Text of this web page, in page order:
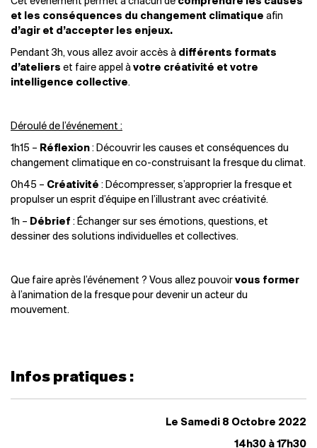
et les conséquences du changement climatique afin
d’agir et d’accepter les enjeux.
Pendant 3h, vous allez avoir accès à différents formats
d’ateliers et faire appel à votre créativité et votre
intelligence collective.
Déroulé de l’événement :
1h15 – Réflexion : Découvrir les causes et conséquences du
changement climatique en co-construisant la fresque du climat.
0h45 – Créativité : Décompresser, s’approprier la fresque et
propulser un esprit d’équipe en l’illustrant avec créativité.
1h – Débrief : Échanger sur ses émotions, questions, et
dessiner des solutions individuelles et collectives.
Que faire après l’événement ? Vous allez pouvoir vous former
à l’animation de la fresque pour devenir un acteur du
mouvement.
Infos pratiques :
Le Samedi 8 Octobre 2022
14h30 à 17h30